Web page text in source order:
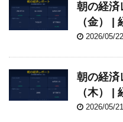
朝の経済
（金） |
2026/05/
朝の経済
（木） |
2026/05/